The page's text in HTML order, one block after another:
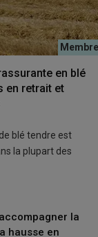
?
récente sur
de choses sur cet
depuis 2023.
selon un
?
développement de
pendant
en blé
en retrait et
blé tendre est
la plupart des
la
hausse en